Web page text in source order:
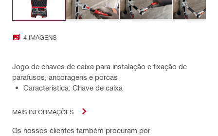
4 IMAGENS
Jogo de chaves de caixa para instalação e fixação de
parafusos, ancoragens e porcas
Característica: Chave de caixa
MAIS INFORMAÇÕES
Os nossos clientes também procuram por